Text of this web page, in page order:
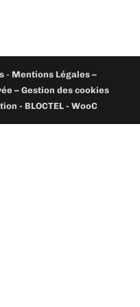
- Mentions Légales –
– Gestion des cookies
- BLOCTEL - WooC